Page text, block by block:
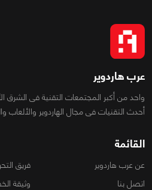
عرب هاردوير
واحد من أكبر المجتمعات التقنية فى
أحدث التقنيات فى مجال الهاردوير والألعاب
القائمة
عن عرب هاردوير
فريق
اتصل بنا
وثيقة